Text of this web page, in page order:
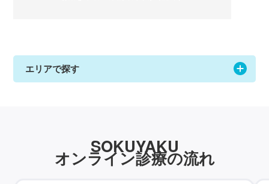
エリアで探す
SOKUYAKU
オンライン診療の流れ